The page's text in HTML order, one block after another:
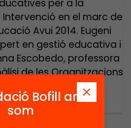
per a la
Intervenció en el marc de
Avui 2014. Eugeni
en gestió educativa i
Escobedo, professora
de les Organitzacions
[…]
Bofill ara
som